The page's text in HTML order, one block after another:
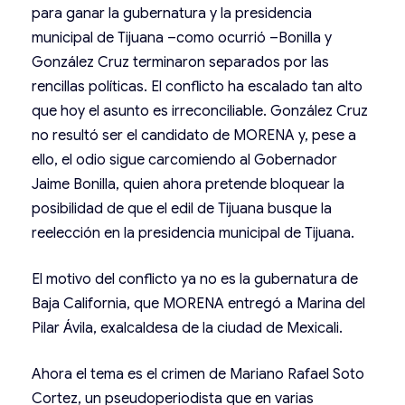
para ganar la gubernatura y la presidencia
municipal de Tijuana –como ocurrió –Bonilla y
González Cruz terminaron separados por las
rencillas políticas. El conflicto ha escalado tan alto
que hoy el asunto es irreconciliable. González Cruz
no resultó ser el candidato de MORENA y, pese a
ello, el odio sigue carcomiendo al Gobernador
Jaime Bonilla, quien ahora pretende bloquear la
posibilidad de que el edil de Tijuana busque la
reelección en la presidencia municipal de Tijuana.
El motivo del conflicto ya no es la gubernatura de
Baja California, que MORENA entregó a Marina del
Pilar Ávila, exalcaldesa de la ciudad de Mexicali.
Ahora el tema es el crimen de Mariano Rafael Soto
Cortez, un pseudoperiodista que en varias